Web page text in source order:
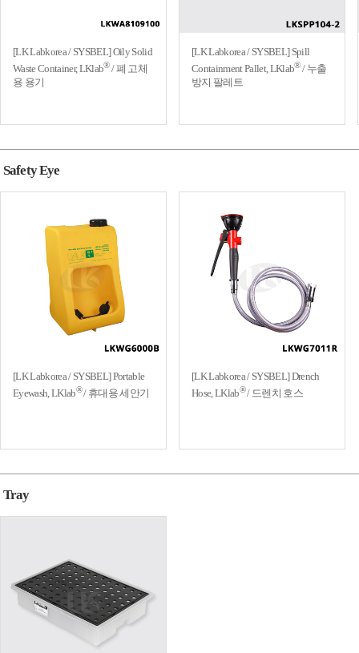
[LK Labkorea / SYSBEL] Oily Solid
Waste Container, LKlab®/ 폐 고체
용 용기
[LK Labkorea / SYSBEL] Spill
Containment Pallet, LKlab®/ 누출
방지 팔레트
Safety Eye
[LK Labkorea / SYSBEL] Portable
Eyewash, LKlab®/ 휴대용 세안기
[LK Labkorea / SYSBEL] Drench
Hose, LKlab®/ 드렌치 호스
Tray